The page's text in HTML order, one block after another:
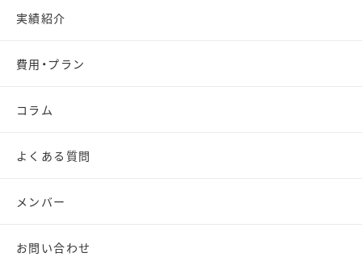
実績紹介
費用・プラン
コラム
よくある質問
メンバー
お問い合わせ